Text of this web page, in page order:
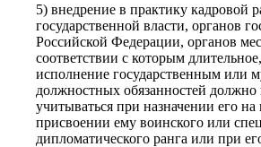
5) внедрение в практику кадровой
государственной власти, органов
Российской Федерации, органов
соответствии с которым
исполнение государственным
должностных обязанностей должно
учитываться при назначении его
присвоении ему воинского или
дипломатического ранга или при